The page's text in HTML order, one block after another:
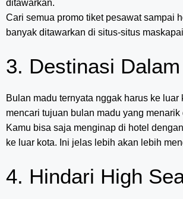
ditawarkan.
Cari semua promo tiket pesawat sampai
banyak ditawarkan di situs-situs
3. Destinasi
Bulan madu ternyata nggak harus ke
mencari tujuan bulan madu yang
Kamu bisa saja menginap di hotel
ke luar kota. Ini jelas lebih akan lebih
4. Hindari High